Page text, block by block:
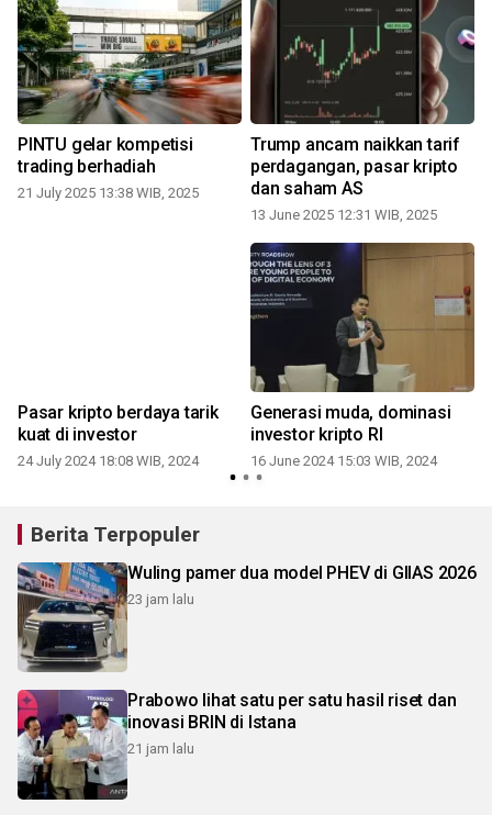
PINTU gelar kompetisi
trading berhadiah
21 July 2025 13:38 WIB, 2025
Trump ancam naikkan tarif
perdagangan, pasar kripto
dan saham AS
13 June 2025 12:31 WIB, 2025
Pasar kripto berdaya tarik
kuat di investor
24 July 2024 18:08 WIB, 2024
Generasi muda, dominasi
investor kripto RI
16 June 2024 15:03 WIB, 2024
Berita Terpopuler
Wuling pamer dua model PHEV di GIIAS 2026
23 jam lalu
Prabowo lihat satu per satu hasil riset dan
inovasi BRIN di Istana
21 jam lalu